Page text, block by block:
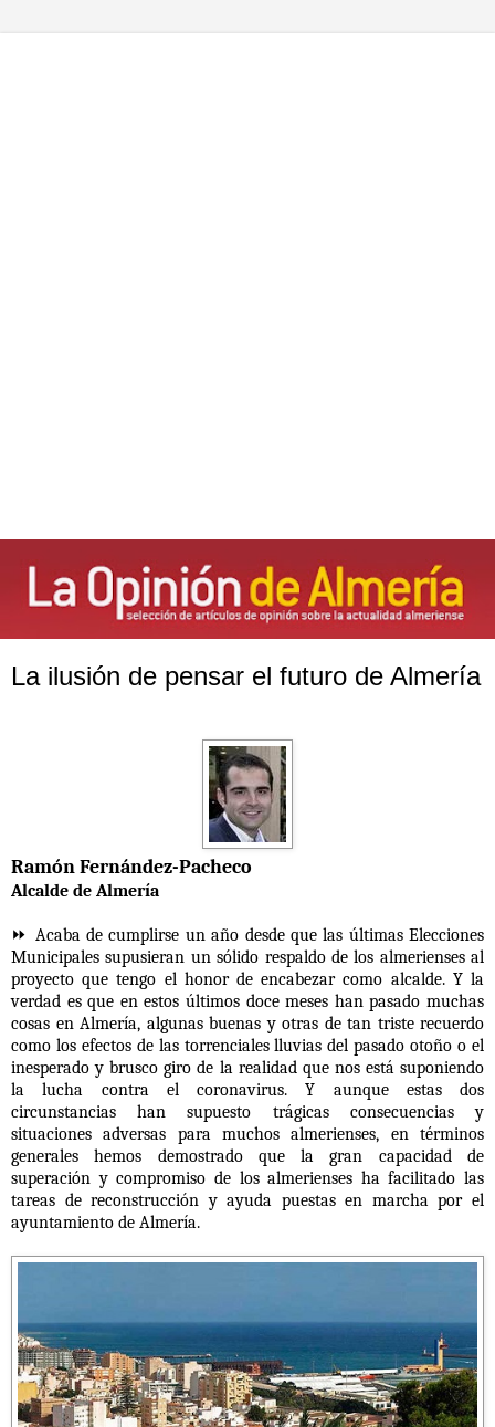
La ilusión de pensar el futuro de Almería
Ramón Fernández-Pacheco
Alcalde de Almería
⏩ Acaba de cumplirse un año desde que las últimas Elecciones
Municipales supusieran un sólido respaldo de los almerienses al
proyecto que tengo el honor de encabezar como alcalde. Y la
verdad es que en estos últimos doce meses han pasado muchas
cosas en Almería, algunas buenas y otras de tan triste recuerdo
como los efectos de las torrenciales lluvias del pasado otoño o el
inesperado y brusco giro de la realidad que nos está suponiendo
la lucha contra el coronavirus. Y aunque estas dos
circunstancias han supuesto trágicas consecuencias y
situaciones adversas para muchos almerienses, en términos
generales hemos demostrado quela gran capacidad de
superación y compromiso de los almerienses ha facilitado las
tareas de reconstrucción y ayuda puestas en marcha por el
ayuntamiento de Almería.